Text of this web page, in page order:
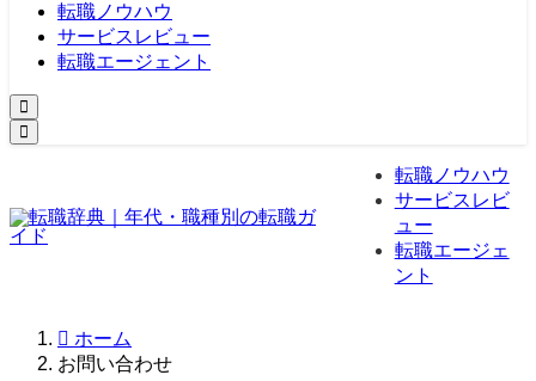
転職ノウハウ
サービスレビュー
転職エージェント
転職ノウハウ
サービスレビ
ュー
転職エージェ
ント
ホーム
お問い合わせ